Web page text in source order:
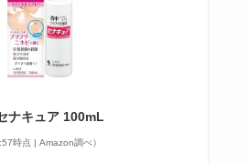
ナキュア 100mL
時点 | Amazon調べ）